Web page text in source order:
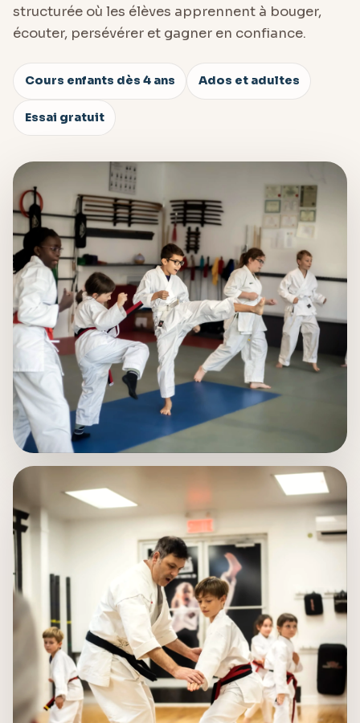
structurée où les élèves apprennent à bouger,
écouter, persévérer et gagner en confiance.
Cours enfants dès 4 ans Ados et adultes
Essai gratuit